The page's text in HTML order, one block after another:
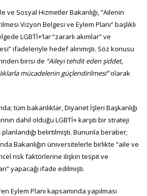
ve Sosyal Hizmetler Bakanlığı, “Ailenin
Vizyon Belgesi ve Eylem Planı” başlıklı
LGBTİ+’lar “zararlı akımlar” ve
ifadeleriyle hedef alınmıştı. Söz konusu
birisi de “Aileyi tehdit eden şiddet,
mücadelenin güçlendirilmesi”olarak
tüm bakanlıklar, Diyanet İşleri Başkanlığı
dahil olduğu LGBTİ+ karşıtı bir strateji
planlandığı belirtilmişti. Bununla beraber;
Bakanlığın üniversitelerle birlikte “aile ve
risk faktörlerine ilişkin tespit ve
yapacağı ifade edilmişti.
Eylem Planı kapsamında yapılması